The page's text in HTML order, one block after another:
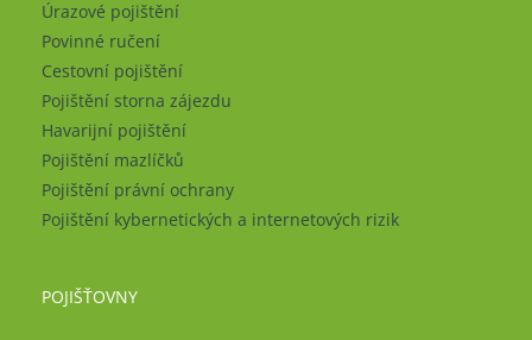
Úrazové pojištění
Povinné ručení
Cestovní pojištění
Pojištění storna zájezdu
Havarijní pojištění
Pojištění mazlíčků
Pojištění právní ochrany
Pojištění kybernetických a internetových rizik
POJIŠŤOVNY